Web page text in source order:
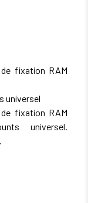
fixation RAM
universel
fixation RAM
universel.